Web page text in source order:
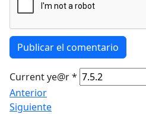
Publicar el comentario
Current ye@r*
Anterior
Siguiente